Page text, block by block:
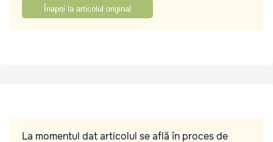
Înapoi la articolul original
La momentul dat articolul se află în proces de